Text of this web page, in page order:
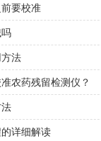
要校准
法
农药残留检测仪？
详细解读